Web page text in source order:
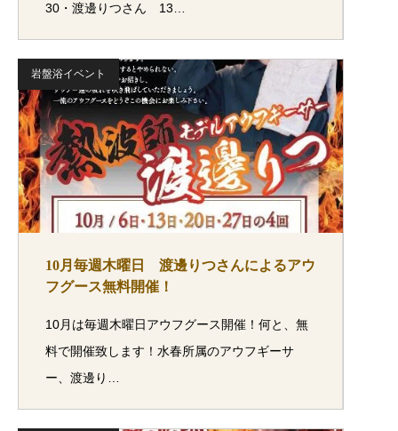
30・渡邊りつさん 13…
岩盤浴イベント
10月毎週木曜日 渡邊りつさんによるアウ
フグース無料開催！
10月は毎週木曜日アウフグース開催！何と、無
料で開催致します！水春所属のアウフギーサ
ー、渡邊り…